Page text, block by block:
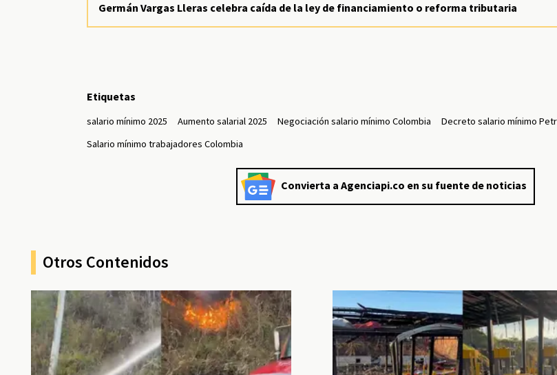
Germán Vargas Lleras celebra caída de la ley de financiamiento o reforma tributaria
Etiquetas
salario mínimo 2025 Aumento salarial 2025 Negociación salario mínimo Colombia
Decreto salario mínimo
Salario mínimo trabajadores Colombia
Convierta a Agenciapi.co en su fuente de noticias
Otros Contenidos